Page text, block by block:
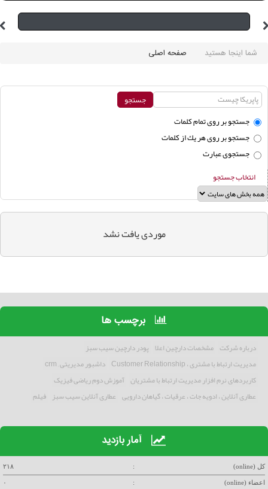
شما اینجا هستید صفحه اصلی
جستجو بر روی تمام كلمات
جستجو بر روی هر يك از كلمات
جستجوی عبارت
انتخاب جستجو
موردی يافت نشد
برچسب ها
درباره شرکت مشخصات دارچین اعلا پودر دارچین سیب سبز
مدیریت ارتباط با مشتری ، Customer Relationship
داشبور مدیریتی , crm
کاربردهای نرم افزار مدیریت ارتباط با مشتریان آموزش دوم ریاضی فیزیک
عطاری آنلاین ، ادویه جات ، عرقیات ، گیاهان دارویی عطاری آنلاین سیب سبز فیلم
آمار بازدید
کل (online) : ۲۱۸
اعضاء (online) : ۰